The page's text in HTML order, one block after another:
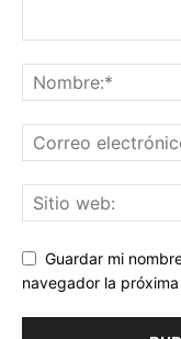
Guardar mi
navegador la